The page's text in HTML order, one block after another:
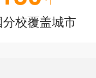
校覆盖城市